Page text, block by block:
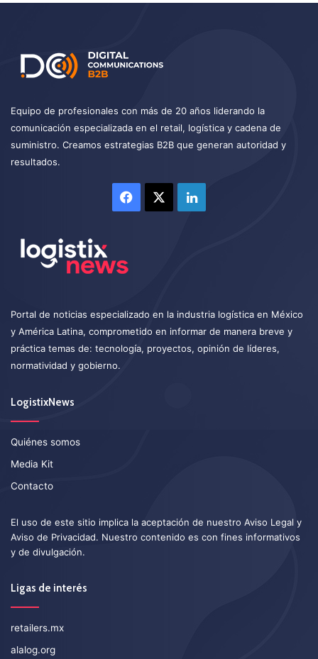
Equipo de profesionales con más de 20 años liderando la
comunicación especializada en el retail, logística y cadena de
suministro. Creamos estrategias B2B que generan autoridad y
resultados.
Facebook LinkedIn
Portal de noticias especializado en la industria logística en México
y América Latina, comprometido en informar de manera breve y
práctica temas de: tecnología, proyectos, opinión de líderes,
normatividad y gobierno.
LogistixNews
Quiénes somos
Media Kit
Contacto
El uso de este sitio implica la aceptación de nuestro Aviso Legal y
Aviso de Privacidad. Nuestro contenido es con fines informativos
y de divulgación.
Ligas de interés
retailers.mx
alalog.org